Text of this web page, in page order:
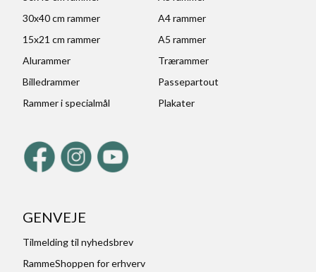
30x40 cm rammer
A4 rammer
15x21 cm rammer
A5 rammer
Alurammer
Trærammer
Billedrammer
Passepartout
Rammer i specialmål
Plakater
GENVEJE
Tilmelding til nyhedsbrev
RammeShoppen for erhverv